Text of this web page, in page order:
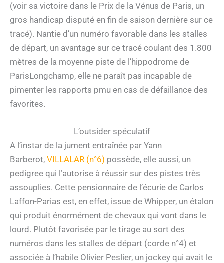
(voir sa victoire dans le Prix de la Vénus de Paris, un
gros handicap disputé en fin de saison dernière sur ce
tracé). Nantie d’un numéro favorable dans les stalles
de départ, un avantage sur ce tracé coulant des 1.800
mètres de la moyenne piste de l’hippodrome de
ParisLongchamp, elle ne paraît pas incapable de
pimenter les rapports pmu en cas de défaillance des
favorites.
L’outsider spéculatif
A l’instar de la jument entraînée par Yann
Barberot, VILLALAR (n°6) possède, elle aussi, un
pedigree qui l’autorise à réussir sur des pistes très
assouplies. Cette pensionnaire de l’écurie de Carlos
Laffon-Parias est, en effet, issue de Whipper, un étalon
qui produit énormément de chevaux qui vont dans le
lourd. Plutôt favorisée par le tirage au sort des
numéros dans les stalles de départ (corde n°4) et
associée à l’habile Olivier Peslier, un jockey qui avait le